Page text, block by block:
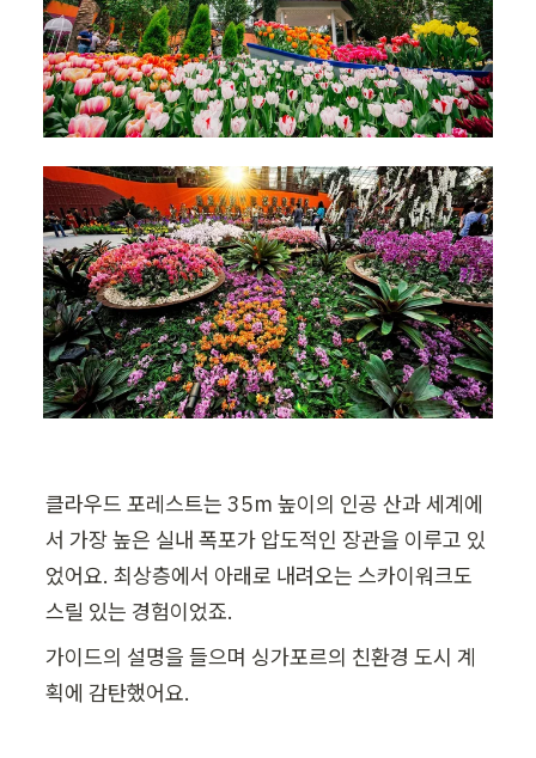
클라우드 포레스트는 35m 높이의 인공 산과 세계에
서 가장 높은 실내 폭포가 압도적인 장관을 이루고 있
었어요. 최상층에서 아래로 내려오는 스카이워크도
스릴 있는 경험이었죠.
가이드의 설명을 들으며 싱가포르의 친환경 도시 계
획에 감탄했어요.